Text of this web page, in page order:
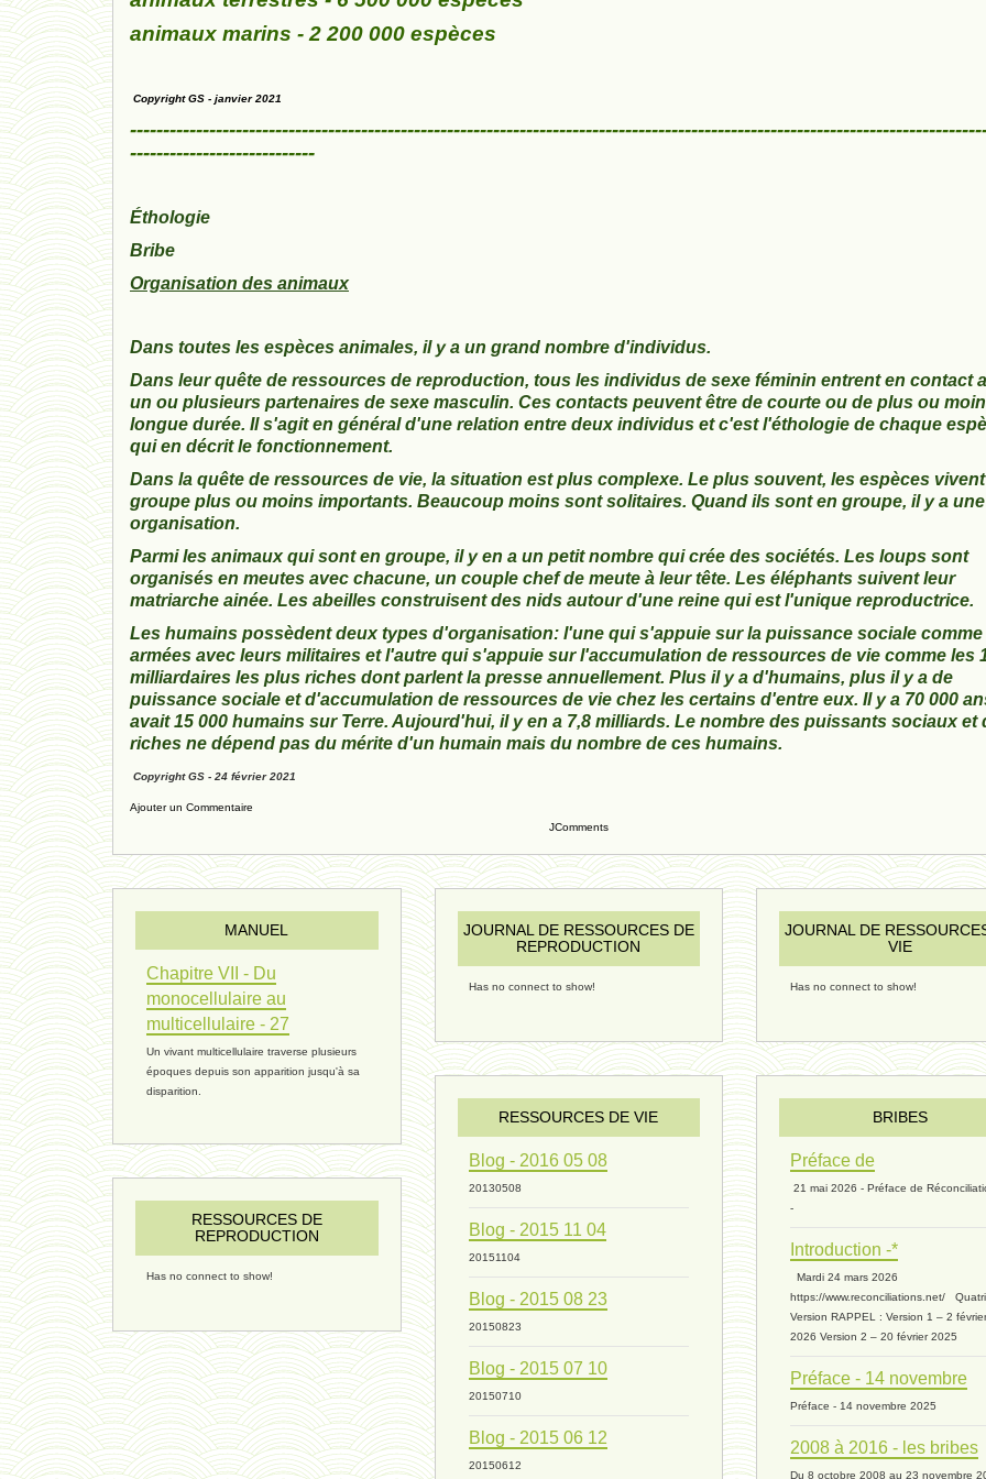
animaux marins - 2 200 000 espèces
Copyright GS - janvier 2021
----------------------------
Éthologie
Bribe
Organisation des animaux
Dans toutes les espèces animales, il y a un grand nombre d'individus.
Dans leur quête de ressources de reproduction, tous les individus de sexe féminin entrent en contact
un ou plusieurs partenaires de sexe masculin. Ces contacts peuvent être de courte ou de plus ou
longue durée. Il s'agit en général d'une relation entre deux individus et c'est l'éthologie de chaque
qui en décrit le fonctionnement.
Dans la quête de ressources de vie, la situation est plus complexe. Le plus souvent, les espèces
groupe plus ou moins importants. Beaucoup moins sont solitaires. Quand ils sont en groupe, il y a une
organisation.
Parmi les animaux qui sont en groupe, il y en a un petit nombre qui crée des sociétés. Les loups sont
organisés en meutes avec chacune, un couple chef de meute à leur tête. Les éléphants suivent leur
matriarche ainée. Les abeilles construisent des nids autour d'une reine qui est l'unique reproductrice.
Les humains possèdent deux types d'organisation: l'une qui s'appuie sur la puissance sociale comme
armées avec leurs militaires et l'autre qui s'appuie sur l'accumulation de ressources de vie comme les
milliardaires les plus riches dont parlent la presse annuellement. Plus il y a d'humains, plus il y a de
puissance sociale et d'accumulation de ressources de vie chez les certains d'entre eux. Il y a 70 000
avait 15 000 humains sur Terre. Aujourd'hui, il y en a 7,8 milliards. Le nombre des puissants sociaux et
riches ne dépend pas du mérite d'un humain mais du nombre de ces humains.
Copyright GS - 24 février 2021
Ajouter un Commentaire
JComments
MANUEL
Chapitre VII - Du
monocellulaire au
multicellulaire - 27
Un vivant multicellulaire traverse plusieurs
époques depuis son apparition jusqu'à sa
disparition.
RESSOURCES DE
REPRODUCTION
Has no connect to show!
JOURNAL DE RESSOURCES DE
REPRODUCTION
Has no connect to show!
RESSOURCES DE VIE
Blog - 2016 05 08
20130508
Blog - 2015 11 04
20151104
Blog - 2015 08 23
20150823
Blog - 2015 07 10
20150710
Blog - 2015 06 12
20150612
JOURNAL DE
VIE
Has no connect to show!
BRIBES
Préface de
21 mai 2026 - Préface de
-
Introduction -*
Mardi 24 mars 2026
https://www.reconciliations.net/
Version RAPPEL : Version 1 – 2 février
2026 Version 2 – 20 février 2025
Préface - 14 novembre
Préface - 14 novembre 2025
2008 à 2016 - les bribes
Du 8 octobre 2008 au 23 novembre